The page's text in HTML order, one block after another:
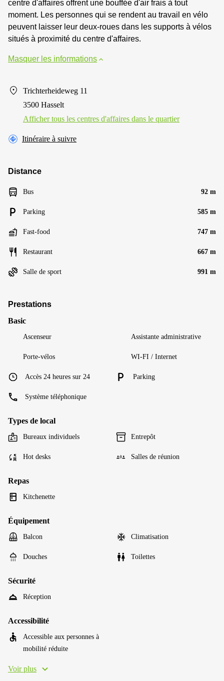
centre d'affaires offrent une bouffée d'air frais à tout
moment. Les personnes qui se rendent au travail en vélo
peuvent laisser leur deux-roues dans les supports à vélos
situés à proximité du centre d'affaires.
Masquer les informations
Trichterheideweg 11
3500 Hasselt
Afficher tous les centres d'affaires dans le quartier
Itinéraire à suivre
Distance
Bus 92 m
Parking 585 m
Fast-food 747 m
Restaurant 667 m
Salle de sport 991 m
Prestations
Basic
Ascenseur Assistante administrative
Porte-vélos WI-FI / Internet
Accès 24 heures sur 24 Parking
Système téléphonique
Types de local
Bureaux individuels Entrepôt
Hot desks Salles de réunion
Repas
Kitchenette
Équipement
Balcon Climatisation
Douches Toilettes
Sécurité
Réception
Accessibilité
Accessible aux personnes à
mobilité réduite
Voir plus